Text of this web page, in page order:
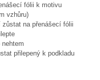
fólii k motivu
vzhůru)
na přenášecí fólii
přilepený k podkladu